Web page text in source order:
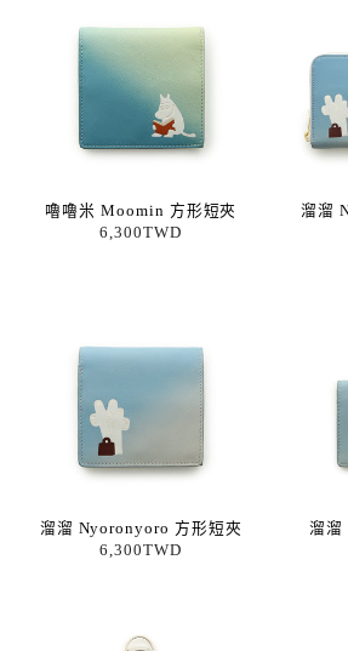
嚕嚕米 Moomin 方形短夾
6,300TWD
溜溜
溜溜 Nyoronyoro 方形短夾
6,300TWD
溜溜